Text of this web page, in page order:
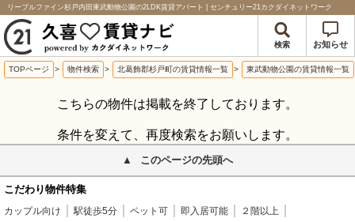
リーブルファイン杉戸内田東武動物公園の2LDK賃貸アパート | センチュリー21カクダイネットワーク
検索 お知らせ
TOPページ > 物件検索 > 北葛飾郡杉戸町の賃貸情報一覧 > 東武動物公園の賃貸情報一覧
こちらの物件は掲載を終了しております。
条件を変えて、再度検索をお願いします。
このページの先頭へ
こだわり物件特集
カップル向け 駅徒歩5分 ペット可 即入居可能
２階以上